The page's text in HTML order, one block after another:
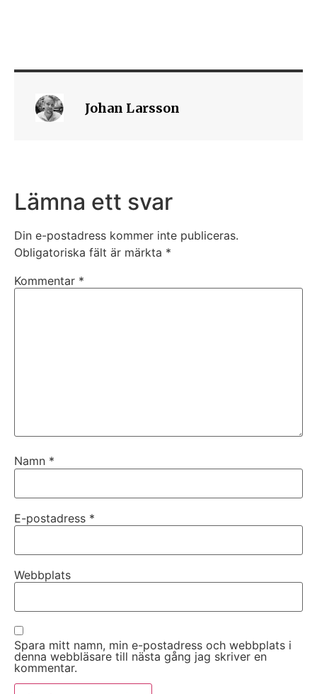
Johan Larsson
Lämna ett svar
Din e-postadress kommer inte publiceras.
Obligatoriska fält är märkta *
Kommentar *
Namn *
E-postadress *
Webbplats
Spara mitt namn, min e-postadress och webbplats i
denna webbläsare till nästa gång jag skriver en
kommentar.